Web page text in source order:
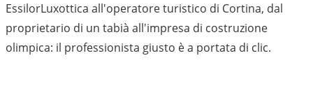
EssilorLuxottica all'operatore turistico di Cortina, dal
proprietario di un tabià all'impresa di costruzione
olimpica: il professionista giusto è a portata di clic.